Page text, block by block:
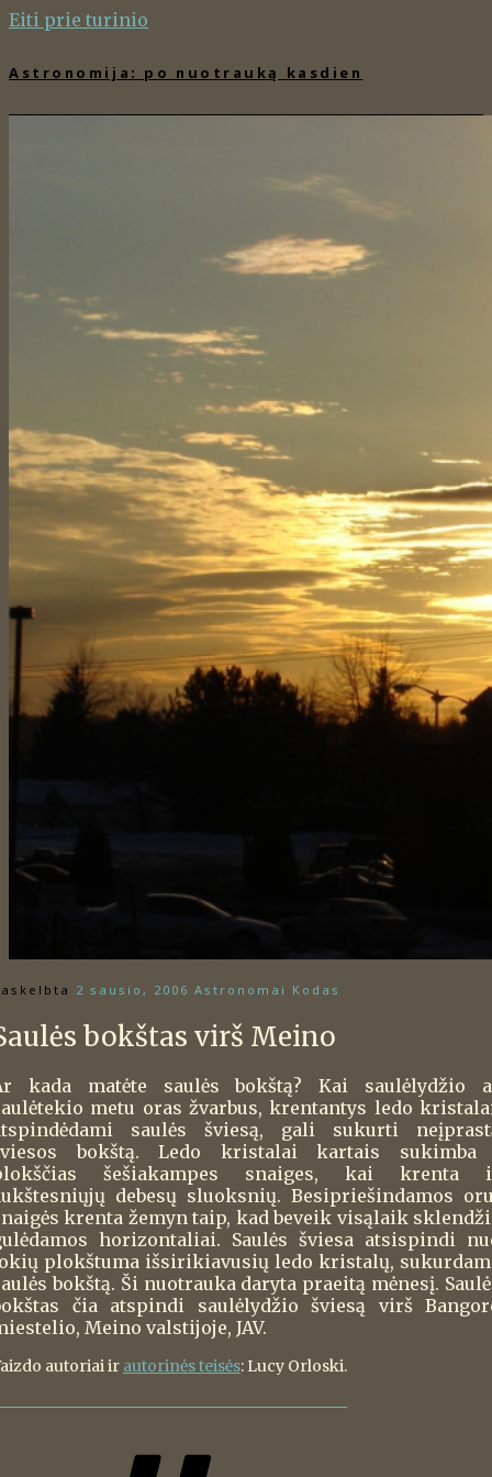
Eiti prie turinio
Astronomija: po nuotrauką kasdien
2 sausio, 2006 Astronomai Kodas
bokštas virš Meino
kada matėte saulės bokštą? Kai saulėlydžio
metu oras žvarbus, krentantys ledo
saulės šviesą, gali sukurti
bokštą. Ledo kristalai kartais
šešiakampes snaiges, kai krenta
debesų sluoksnių. Besipriešindamos
krenta žemyn taip, kad beveik visąlaik
horizontaliai. Saulės šviesa atsispindi
plokštuma išsirikiavusių ledo kristalų,
bokštą. Ši nuotrauka daryta praeitą mėnesį.
čia atspindi saulėlydžio šviesą virš
Meino valstijoje, JAV.
autoriai ir autorinės teisės: Lucy Orloski.